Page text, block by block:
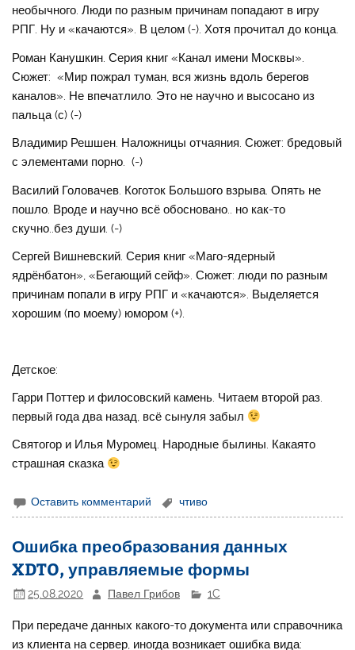
необычного. Люди по разным причинам попадают в игру
РПГ. Ну и «качаются». В целом (-). Хотя прочитал до конца.
Роман Канушкин. Серия книг «Канал имени Москвы».
Сюжет: «Мир пожрал туман, вся жизнь вдоль берегов
каналов». Не впечатлило. Это не научно и высосано из
пальца (с) (-)
Владимир Решшен. Наложницы отчаяния. Сюжет: бредовый
с элементами порно. (-)
Василий Головачев. Коготок Большого взрыва. Опять не
пошло. Вроде и научно всё обосновано.. но как-то
скучно..без души. (-)
Сергей Вишневский. Серия книг «Маго-ядерный
ядрёнбатон», «Бегающий сейф». Сюжет: люди по разным
причинам попали в игру РПГ и «качаются». Выделяется
хорошим (по моему) юмором (+).
Детское:
Гарри Поттер и филосовский камень. Читаем второй раз.
первый года два назад, всё сынуля забыл
Святогор и Илья Муромец. Народные былины. Какаято
страшная сказка
Оставить комментарий чтиво
Ошибка преобразования данных
XDTO, управляемые формы
25.08.2020 Павел Грибов 1C
При передаче данных какого-то документа или справочника
из клиента на сервер, иногда возникает ошибка вида: